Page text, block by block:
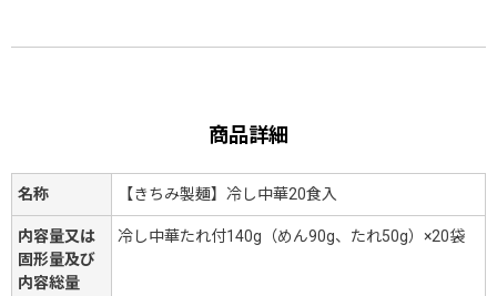
商品詳細
名称 【きちみ製麺】冷し中華20食入
内容量又は
固形量及び
内容総量
冷し中華たれ付140g（めん90g、たれ50g）×20袋